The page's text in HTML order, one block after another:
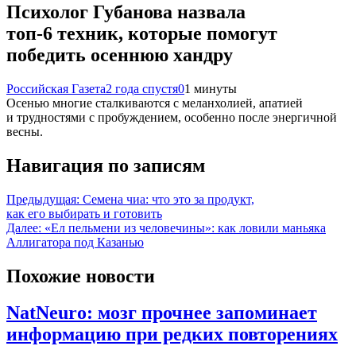
Психолог Губанова назвала
топ-6 техник, которые помогут
победить осеннюю хандру
Российская Газета2 года спустя01 минуты
Осенью многие сталкиваются с меланхолией, апатией
и трудностями с пробуждением, особенно после энергичной
весны.
Навигация по записям
Предыдущая: Семена чиа: что это за продукт,
как его выбирать и готовить
Далее: «Ел пельмени из человечины»: как ловили маньяка
Аллигатора под Казанью
Похожие новости
NatNeuro: мозг прочнее запоминает
информацию при редких повторениях